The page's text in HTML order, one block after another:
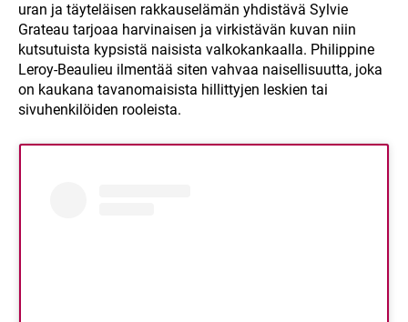
uran ja täyteläisen rakkauselämän yhdistävä Sylvie
Grateau tarjoaa harvinaisen ja virkistävän kuvan niin
kutsutuista kypsistä naisista valkokankaalla. Philippine
Leroy-Beaulieu ilmentää siten vahvaa naisellisuutta, joka
on kaukana tavanomaisista hillittyjen leskien tai
sivuhenkilöiden rooleista.